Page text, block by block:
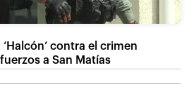
contra el crimen
a San Matías